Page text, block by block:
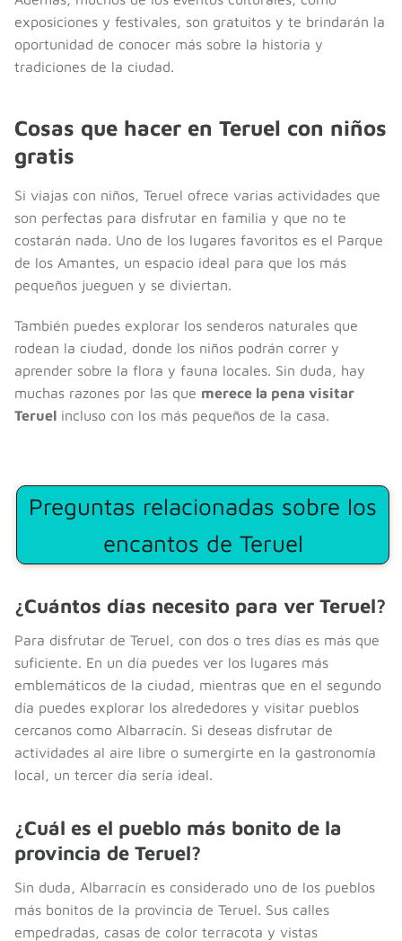
exposiciones y festivales, son gratuitos y te brindarán la
oportunidad de conocer más sobre la historia y
tradiciones de la ciudad.
Cosas que hacer en Teruel con niños
gratis
Si viajas con niños, Teruel ofrece varias actividades que
son perfectas para disfrutar en familia y que no te
costarán nada. Uno de los lugares favoritos es el Parque
de los Amantes, un espacio ideal para que los más
pequeños jueguen y se diviertan.
También puedes explorar los senderos naturales que
rodean la ciudad, donde los niños podrán correr y
aprender sobre la flora y fauna locales. Sin duda, hay
muchas razones por las que merece la pena visitar
Teruel incluso con los más pequeños de la casa.
Preguntas relacionadas sobre los
encantos de Teruel
¿Cuántos días necesito para ver Teruel?
Para disfrutar de Teruel, con dos o tres días es más que
suficiente. En un día puedes ver los lugares más
emblemáticos de la ciudad, mientras que en el segundo
día puedes explorar los alrededores y visitar pueblos
cercanos como Albarracín. Si deseas disfrutar de
actividades al aire libre o sumergirte en la gastronomía
local, un tercer día sería ideal.
¿Cuál es el pueblo más bonito de la
provincia de Teruel?
Sin duda, Albarracín es considerado uno de los pueblos
más bonitos de la provincia de Teruel. Sus calles
empedradas, casas de color terracota y vistas